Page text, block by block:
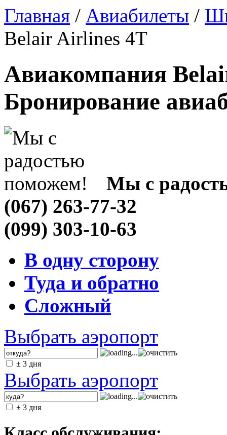
Главная / Авиабилеты /
Belair Airlines 4T
Авиакомпания
Бронирование
Мы с
(067) 263-77-32
(099) 303-10-63
В одну сторону
Туда и обратно
Сложный
Выбрать аэропорт
± 3 дня
Выбрать аэропорт
± 3 дня